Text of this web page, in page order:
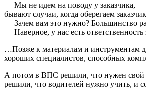
— Мы не идем на поводу у заказчика, —
бывают случаи, когда оберегаем
— Зачем вам это нужно? Большинство
— Наверное, у нас есть
…Позже к материалам и инструментам
хороших специалистов, способных
А потом в ВПС решили, что нужен свой
решили, что водителей нужно учить, и